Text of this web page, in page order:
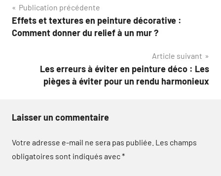
Navigation
de
Publication précédente
Effets et textures en peinture décorative :
Comment donner du relief à un mur ?
Article suivant
Les erreurs à éviter en peinture déco : Les
pièges à éviter pour un rendu harmonieux
Laisser un commentaire
Votre adresse e-mail ne sera pas publiée. Les champs
obligatoires sont indiqués avec*